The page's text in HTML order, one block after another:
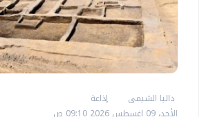
داليا الشيمى
إذاعة
الأحد، 09 اغسطس 2026 09:10 ص